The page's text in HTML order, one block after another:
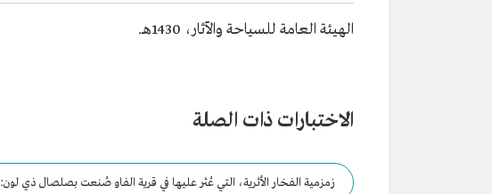
الهيئة العامة للسياحة والآثار، 1430هـ.
الاختبارات ذات الصلة
زمزمية الفخار الأثرية، التي عُثر عليها في قرية الفاو صُنعت بصلصال ذي لون: